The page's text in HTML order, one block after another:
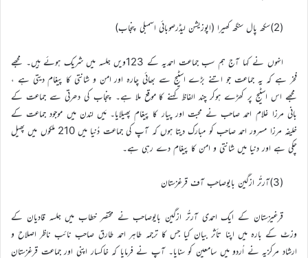
(2)سکھ پال سنگھ کھیرا (اپوزیشن لیڈرصوبائی اسمبلی پنجاب)
انہوں نے کہا آج ہم سب جماعت احمدیہ کے 123ویں جلسہ میں شریک ہوئے ہیں۔ مجھے
فخر ہے کہ یہ جماعت جو اتنے بڑے اسٹیج سے بھائی چارہ اور امن و شانتی کا پیغام دیتی ہے ،
مجھے اس اسٹیج پر کھڑے ہوکر چند الفاظ کہنے کا موقع ملا ہے۔ پنجاب کی دھرتی سے جماعت کے
بانی مرزا غلام احمد صاحب نے محبت اور پیار کا پیغام پھیلایا۔ مَیں لندن میں موجود جماعت کے
خلیفہ مرزا مسرور احمد صاحب کو مبارک دیتا ہوں کہ آپ کی جماعت دُنیا میں 210 ملکوں میں پھیل
چکی ہے اور دنیا میں شانتی و امن کا پیغام دے رہی ہے۔
(3)آرتُر ازگین بایوصاحب آف قرغزستان
قرغیزستان کے ایک احمدی آرتُر ازگین بایوصاحب نے مختصر خطاب میں جلسہ قادیان کے
وزٹ کے بارہ میں اپنا تأثر بیان کیا جس کا ترجمہ طاہر احمد طارق صاحب نائب ناظر اصلاح و
ارشاد مرکزیہ نے اُردو میں سامعین کو سنایا۔ آپ نے فرمایا کہ خاکسار اپنی اور جماعت قرغزستان